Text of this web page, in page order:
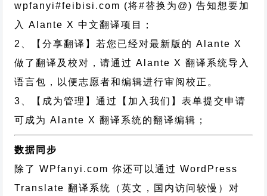
wpfanyi#feibisi.com (将#替换为@) 告知想要加
入 Alante X 中文翻译项目；
2、【分享翻译】若您已经对最新版的 Alante X
做了翻译及校对，请通过 Alante X 翻译系统导入
语言包，以便志愿者和编辑进行审阅校正。
3、【成为管理】通过【加入我们】表单提交申请
可成为 Alante X 翻译系统的翻译编辑；
数据同步
除了 WPfanyi.com 你还可以通过WordPress
Translate 翻译系统（英文，国内访问较慢）对